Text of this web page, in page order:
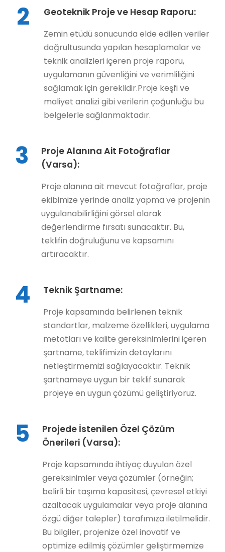
2 Geoteknik Proje ve Hesap Raporu:
Zemin etüdü sonucunda elde edilen veriler
doğrultusunda yapılan hesaplamalar ve
teknik analizleri içeren proje raporu,
uygulamanın güvenliğini ve verimliliğini
sağlamak için gereklidir.Proje keşfi ve
maliyet analizi gibi verilerin çoğunluğu bu
belgelerle sağlanmaktadır.
3
Proje Alanına Ait Fotoğraflar
(Varsa):
Proje alanına ait mevcut fotoğraflar, proje
ekibimize yerinde analiz yapma ve projenin
uygulanabilirliğini görsel olarak
değerlendirme fırsatı sunacaktır. Bu,
teklifin doğruluğunu ve kapsamını
artıracaktır.
4 Teknik Şartname:
Proje kapsamında belirlenen teknik
standartlar, malzeme özellikleri, uygulama
metotları ve kalite gereksinimlerini içeren
şartname, teklifimizin detaylarını
netleştirmemizi sağlayacaktır. Teknik
şartnameye uygun bir teklif sunarak
projeye en uygun çözümü geliştiriyoruz.
5
Projede İstenilen Özel Çözüm
Önerileri (Varsa):
Proje kapsamında ihtiyaç duyulan özel
gereksinimler veya çözümler (örneğin;
belirli bir taşıma kapasitesi, çevresel etkiyi
azaltacak uygulamalar veya proje alanına
özgü diğer talepler) tarafımıza iletilmelidir.
Bu bilgiler, projenize özel inovatif ve
optimize edilmiş çözümler geliştirmemize